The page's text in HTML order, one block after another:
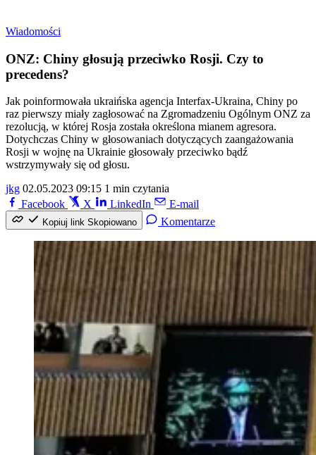
Wiadomości
ONZ: Chiny głosują przeciwko Rosji. Czy to
precedens?
Jak poinformowała ukraińska agencja Interfax-Ukraina, Chiny po
raz pierwszy miały zagłosować na Zgromadzeniu Ogólnym ONZ za
rezolucją, w której Rosja została określona mianem agresora.
Dotychczas Chiny w głosowaniach dotyczących zaangażowania
Rosji w wojnę na Ukrainie głosowały przeciwko bądź
wstrzymywały się od głosu.
jkg 02.05.2023 09:15 1 min czytania
Facebook
X LinkedIn E-mail
Kopiuj link Skopiowano Komentarze